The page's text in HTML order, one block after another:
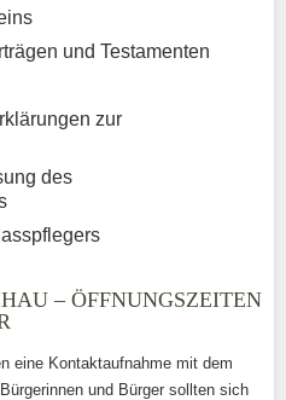
und Testamenten
zur
des
– ÖFFNUNGSZEITEN
eine Kontaktaufnahme mit dem
und Bürger sollten sich